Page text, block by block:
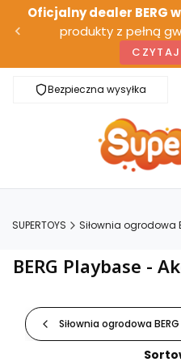
Oficjalny dealer BERG
produkty z pełną
Bezpieczna wysyłka
SUPERTOYS Siłownia ogrodowa
BERG Playbase -
Siłownia ogrodowa